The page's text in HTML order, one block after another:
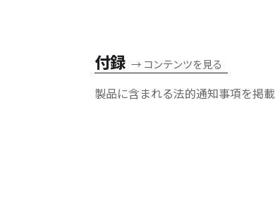
付録 → コンテンツを見る
製品に含まれる法的通知事項を掲載